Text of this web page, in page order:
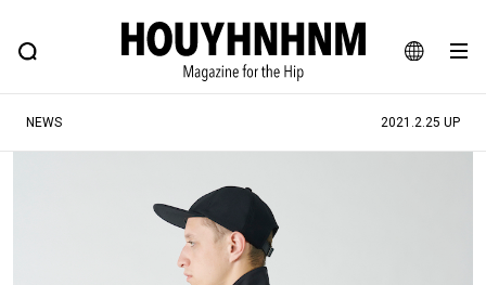
JA
EN
FEATURE BLOG SNAP
ヒップなファッション、カルチャー、ライフスタイルWEBマガジン
#SHOPPING ADDICT #憧れの逸品
#ESSENTIAL DESIGNS #古着サミット
NEWS 2021.2.25 UP